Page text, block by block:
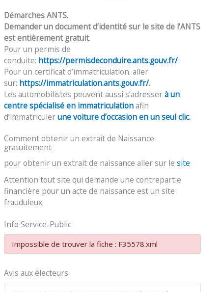
Démarches ANTS.
Demander un document d’identité sur le site de l’ANTS
est entièrement gratuit.
Pour un permis de
conduite: https://permisdeconduire.ants.gouv.fr/
Pour un certificat d’immatriculation. aller
sur: https://immatriculation.ants.gouv.fr/.
Les automobilistes peuvent aussi s’adresserà un
centre spécialisé en immatriculationafin
d’immatriculerune voiture d’occasion en un seul clic.
Comment obtenir un extrait de Naissance
gratuitement
pour obtenir un extrait de naissance aller sur le site
Attention tout site qui demande une contrepartie
financière pour un acte de naissance est un site
frauduleux.
Info Service-Public
Impossible de trouver la fiche : F35578.xml
Avis aux électeurs